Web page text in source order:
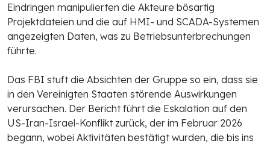
Eindringen manipulierten die Akteure bösartig
Projektdateien und die auf HMI- und SCADA-Systemen
angezeigten Daten, was zu Betriebsunterbrechungen
führte.
Das FBI stuft die Absichten der Gruppe so ein, dass sie
in den Vereinigten Staaten störende Auswirkungen
verursachen. Der Bericht führt die Eskalation auf den
US-Iran-Israel-Konflikt zurück, der im Februar 2026
begann, wobei Aktivitäten bestätigt wurden, die bis ins